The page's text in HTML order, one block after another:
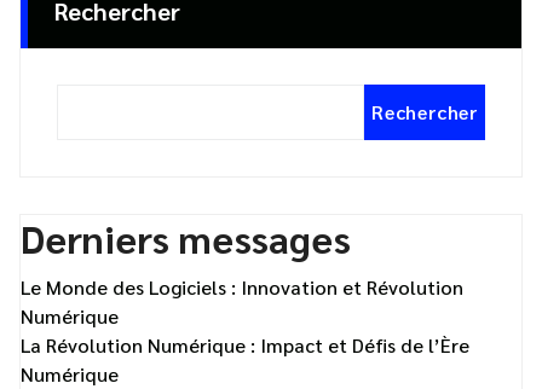
Rechercher
Rechercher
Derniers messages
Le Monde des Logiciels : Innovation et Révolution
Numérique
La Révolution Numérique : Impact et Défis de l’Ère
Numérique